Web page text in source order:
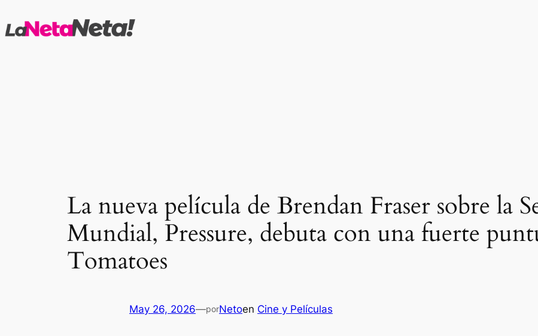
al
La nueva película de Brendan Fraser sobre la
Mundial, Pressure, debuta con una fuerte
Tomatoes
May 26, 2026—porNetoen Cine y Películas